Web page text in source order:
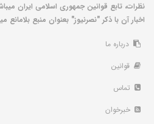
نظرات، تابع قوانین جمهوری اسلامی ایران
اخبار آن با ذکر "نصرنیوز" بعنوان منبع بلامانع
درباره ما
قوانین
تماس
خبرخوان